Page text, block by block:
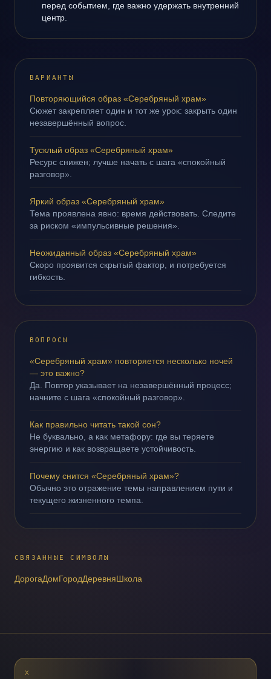
перед событием, где важно удержать внутренний
центр.
ВАРИАНТЫ
Повторяющийся образ «Серебряный храм»
Сюжет закрепляет один и тот же урок: закрыть один
незавершённый вопрос.
Тусклый образ «Серебряный храм»
Ресурс снижен; лучше начать с шага «спокойный
разговор».
Яркий образ «Серебряный храм»
Тема проявлена явно: время действовать. Следите
за риском «импульсивные решения».
Неожиданный образ «Серебряный храм»
Скоро проявится скрытый фактор, и потребуется
гибкость.
ВОПРОСЫ
«Серебряный храм» повторяется несколько ночей
— это важно?
Да. Повтор указывает на незавершённый процесс;
начните с шага «спокойный разговор».
Как правильно читать такой сон?
Не буквально, а как метафору: где вы теряете
энергию и как возвращаете устойчивость.
Почему снится «Серебряный храм»?
Обычно это отражение темы направлением пути и
текущего жизненного темпа.
СВЯЗАННЫЕ СИМВОЛЫ
ДорогаДомГородДеревняШкола
X